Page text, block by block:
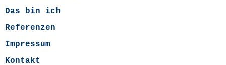
Das bin ich
Referenzen
Impressum
Kontakt